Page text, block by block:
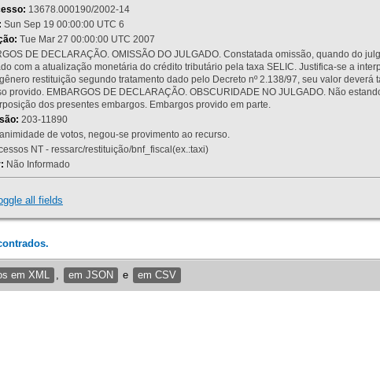
13678.000190/2002-14
Sun Sep 19 00:00:00 UTC 6
Tue Mar 27 00:00:00 UTC 2007
DE DECLARAÇÃO. OMISSÃO DO JULGADO. Constatada omissão, quando do
com a atualização monetária do crédito tributário pela taxa SELIC. Justifica-se a
restituição segundo tratamento dado pelo Decreto nº 2.138/97, seu valor deverá
provido. EMBARGOS DE DECLARAÇÃO. OBSCURIDADE NO JULGADO. Não
dos presentes embargos. Embargos provido em parte.
203-11890
de votos, negou-se provimento ao recurso.
NT - ressarc/restituição/bnf_fiscal(ex.:taxi)
Não Informado
all fields
em XML em JSON e em CSV